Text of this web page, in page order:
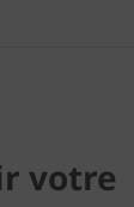
votre